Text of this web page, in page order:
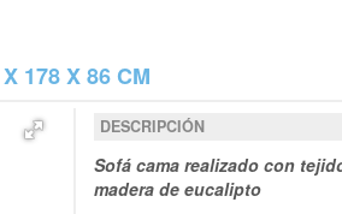
178 X 86 CM
DESCRIPCIÓN
Sofá cama realizado con
madera de eucalipto